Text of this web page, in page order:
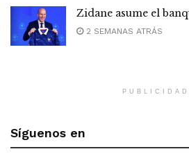
Zidane asume el
2 SEMANAS ATRÁS
PUBLICIDAD
Síguenos en